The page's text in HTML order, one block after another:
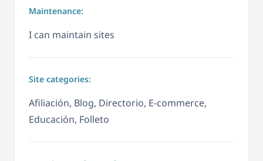
Maintenance:
I can maintain sites
Site categories:
Afiliación, Blog, Directorio, E-commerce,
Educación, Folleto